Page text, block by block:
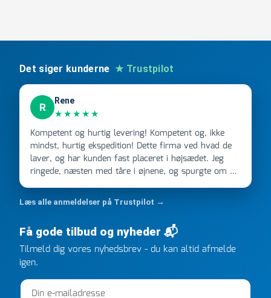
dæksel
rund,
SG
antal
Det siger kunderne ★ Trustpilot
R
Rene
★★★★★
Kompetent og hurtig levering! Kompetent og, ikke
mindst, hurtig ekspedition! Dette firma ved hvad de
laver, og har kunden fast placeret i højsædet. Jeg
ringede, næsten med tåre i øjnene, og spurgte om de
kunne overholde en 2 måneder gammel aftale. Jeg
ringede onsdag kl 16, og min store ordre kom dagen
efter kl 6.45! Kan slet ikke få armene ned, og næste
gang jeg skal bruge noget, vil jeg ringe til dem
FØRST. De varmeste og venligste hilsner fra Rene
Læs alle anmeldelser på Trustpilot →
Få gode tilbud og nyheder 📬
Tilmeld dig vores nyhedsbrev - du kan altid afmelde
igen.